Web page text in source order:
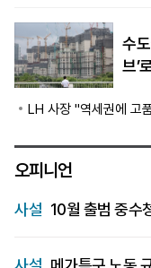
수
브’
LH 사장 "역세권에 고
오피니언
사설 10월 출범 중수